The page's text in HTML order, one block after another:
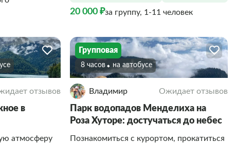
20 000 ₽за группу, 1-11 человек
отзывов
в
атмосферу
Групповая
8 часов На автобусе
Владимир Ожидает отзывов
Парк водопадов Менделиха на
Роза Хуторе: достучаться до небес
Познакомиться с курортом, прокатиться